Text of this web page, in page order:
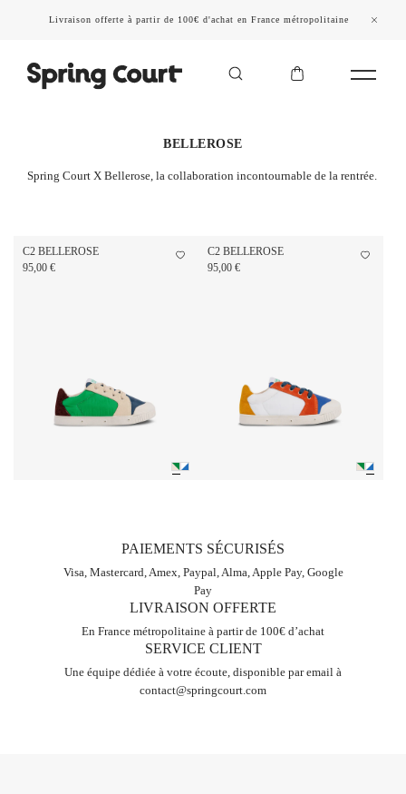
Livraison offerte à partir de 100€ d'achat en France métropolitaine
BELLEROSE
Spring Court X Bellerose, la collaboration incontournable de la rentrée.
C2 BELLEROSE
95,00 €
C2 BELLEROSE
95,00 €
PAIEMENTS SÉCURISÉS
Visa, Mastercard, Amex, Paypal, Alma, Apple Pay, Google
Pay
LIVRAISON OFFERTE
En France métropolitaine à partir de 100€ d’achat
SERVICE CLIENT
Une équipe dédiée à votre écoute, disponible par email à
contact@springcourt.com